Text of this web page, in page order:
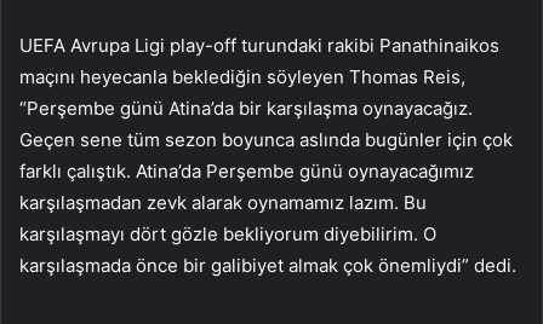
UEFA Avrupa Ligi play-off turundaki rakibi Panathinaikos
maçını heyecanla beklediğin söyleyen Thomas Reis,
“Perşembe günü Atina’da bir karşılaşma oynayacağız.
Geçen sene tüm sezon boyunca aslında bugünler için çok
farklı çalıştık. Atina’da Perşembe günü oynayacağımız
karşılaşmadan zevk alarak oynamamız lazım. Bu
karşılaşmayı dört gözle bekliyorum diyebilirim. O
karşılaşmada önce bir galibiyet almak çok önemliydi” dedi.